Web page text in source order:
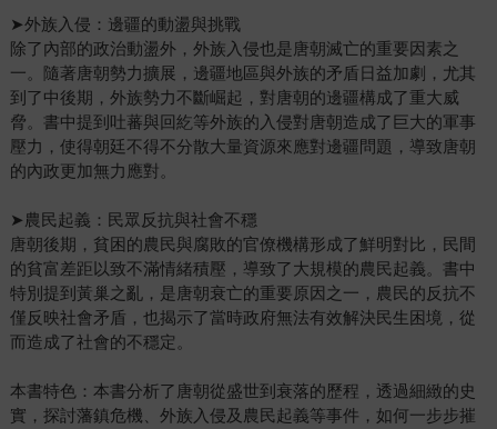
➤外族入侵：邊疆的動盪與挑戰
除了內部的政治動盪外，外族入侵也是唐朝滅亡的重要因素之
一。隨著唐朝勢力擴展，邊疆地區與外族的矛盾日益加劇，尤其
到了中後期，外族勢力不斷崛起，對唐朝的邊疆構成了重大威
脅。書中提到吐蕃與回紇等外族的入侵對唐朝造成了巨大的軍事
壓力，使得朝廷不得不分散大量資源來應對邊疆問題，導致唐朝
的內政更加無力應對。
➤農民起義：民眾反抗與社會不穩
唐朝後期，貧困的農民與腐敗的官僚機構形成了鮮明對比，民間
的貧富差距以致不滿情緒積壓，導致了大規模的農民起義。書中
特別提到黃巢之亂，是唐朝衰亡的重要原因之一，農民的反抗不
僅反映社會矛盾，也揭示了當時政府無法有效解決民生困境，從
而造成了社會的不穩定。
本書特色：本書分析了唐朝從盛世到衰落的歷程，透過細緻的史
實，探討藩鎮危機、外族入侵及農民起義等事件，如何一步步摧